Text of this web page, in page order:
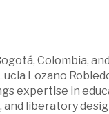
Colombia,
Lozano
expertise in
and liberatory